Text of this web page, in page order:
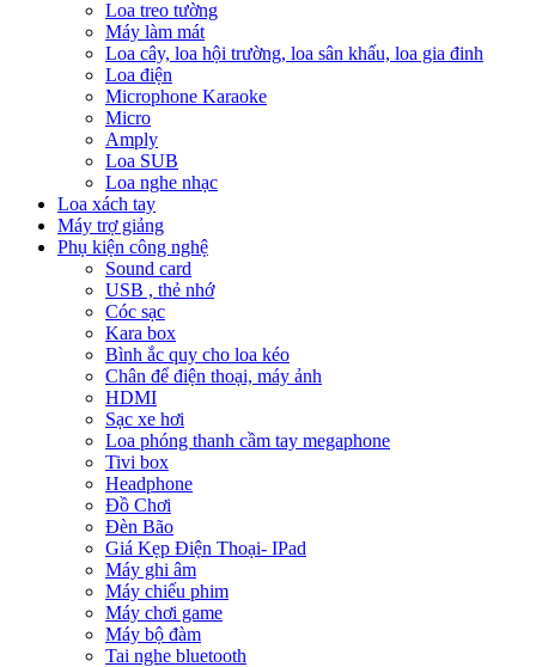
Loa treo tường
Máy làm mát
Loa cây, loa hội trường, loa sân khấu, loa gia đinh
Loa điện
Microphone Karaoke
Micro
Amply
Loa SUB
Loa nghe nhạc
Loa xách tay
Máy trợ giảng
Phụ kiện công nghệ
Sound card
USB , thẻ nhớ
Cóc sạc
Kara box
Bình ắc quy cho loa kéo
Chân để điện thoại, máy ảnh
HDMI
Sạc xe hơi
Loa phóng thanh cầm tay megaphone
Tivi box
Headphone
Đồ Chơi
Đèn Bão
Giá Kẹp Điện Thoại- IPad
Máy ghi âm
Máy chiếu phim
Máy chơi game
Máy bộ đàm
Tai nghe bluetooth